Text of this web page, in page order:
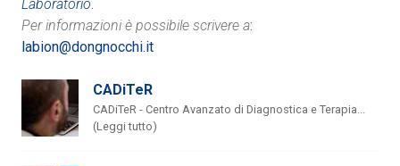
Laboratorio.
Per informazioni è possibile scrivere a:
labion@dongnocchi.it
CADiTeR
CADiTeR - Centro Avanzato di Diagnostica e Terapia...
(Leggi tutto)